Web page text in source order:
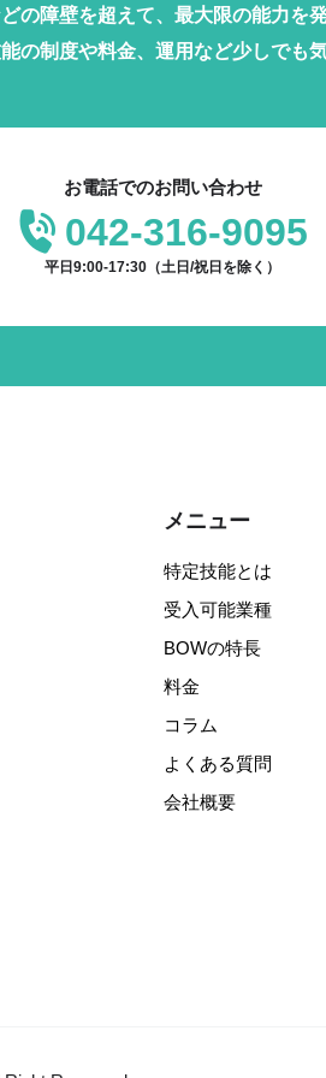
の障壁を超えて、最大限の能力を
の制度や料金、運用など少しでも
お電話でのお問い合わせ
042-316-9095
平日9:00-17:30（土日/祝日を除く）
メニュー
特定技能とは
受入可能業種
BOWの特長
料金
コラム
よくある質問
会社概要